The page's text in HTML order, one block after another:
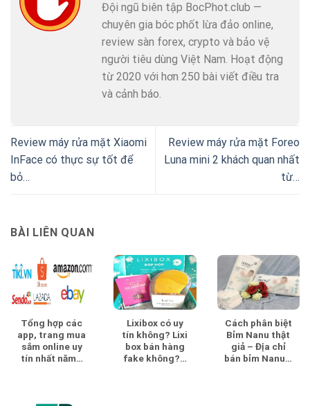
Đội ngũ biên tập BocPhot.club —
chuyên gia bóc phốt lừa đảo online,
review sàn forex, crypto và bảo vệ
người tiêu dùng Việt Nam. Hoạt động
từ 2020 với hơn 250 bài viết điều tra
và cảnh báo.
Review máy rửa mặt Xiaomi
InFace có thực sự tốt để
bỏ…
Review máy rửa mặt Foreo
Luna mini 2 khách quan nhất
từ…
BÀI LIÊN QUAN
Tổng hợp các
app, trang mua
sắm online uy
tín nhất năm…
Lixibox có uy
tín không? Lixi
box bán hàng
fake không?…
Cách phân biệt
Bỉm Nanu thật
giả – Địa chỉ
bán bỉm Nanu…